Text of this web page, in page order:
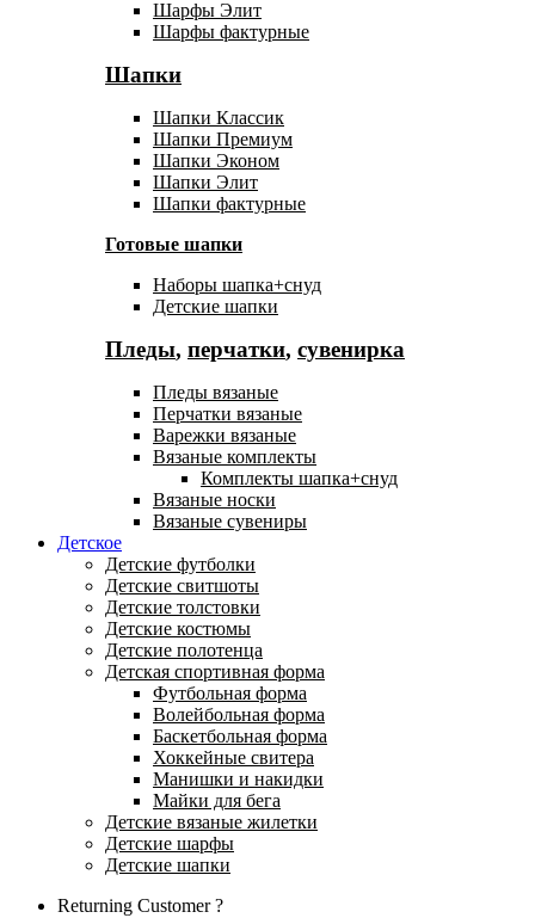
Шарфы Элит
Шарфы фактурные
Шапки
Шапки Классик
Шапки Премиум
Шапки Эконом
Шапки Элит
Шапки фактурные
Готовые шапки
Наборы шапка+снуд
Детские шапки
Пледы, перчатки, сувенирка
Пледы вязаные
Перчатки вязаные
Варежки вязаные
Вязаные комплекты
Комплекты шапка+снуд
Вязаные носки
Вязаные сувениры
Детское
Детские футболки
Детские свитшоты
Детские толстовки
Детские костюмы
Детские полотенца
Детская спортивная форма
Футбольная форма
Волейбольная форма
Баскетбольная форма
Хоккейные свитера
Манишки и накидки
Майки для бега
Детские вязаные жилетки
Детские шарфы
Детские шапки
Returning Customer ?